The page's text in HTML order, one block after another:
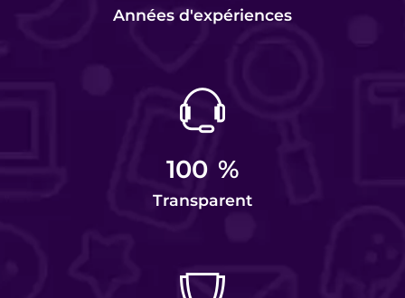
Années d'expériences
100 %
Transparent